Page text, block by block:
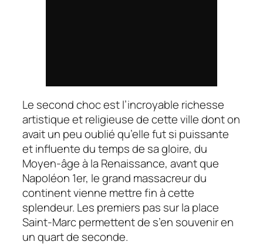
Le second choc est l’incroyable richesse
artistique et religieuse de cette ville dont on
avait un peu oublié qu’elle fut si puissante
et influente du temps de sa gloire, du
Moyen-âge à la Renaissance, avant que
Napoléon 1er, le grand massacreur du
continent vienne mettre fin à cette
splendeur. Les premiers pas sur la place
Saint-Marc permettent de s’en souvenir en
un quart de seconde.